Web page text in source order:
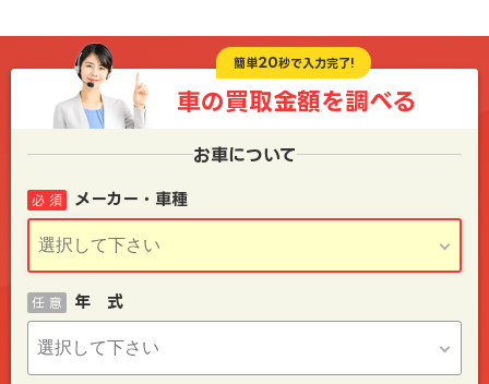
簡単20秒で入力完了!
車の買取金額を調べる
お車について
メーカー・車種
必 須
年 式
任 意